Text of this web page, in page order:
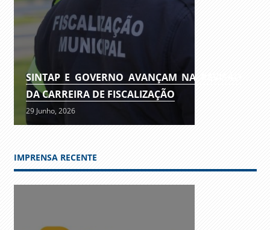
SINTAP E GOVERNO AVANÇAM NA REVISÃO
DA CARREIRA DE FISCALIZAÇÃO
29 Junho, 2026
IMPRENSA RECENTE